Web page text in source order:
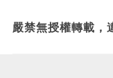
嚴禁無授權轉載，